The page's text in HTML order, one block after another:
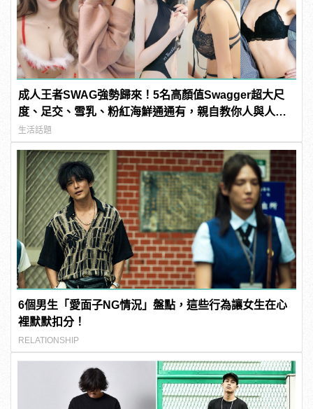
成人王者SWAG強勢歸來！5名高顏值Swagger超大尺
度、足交、雪乳、粉紅海鮮通通有，親自教你人與人的
連結！ | manfashion這樣變型男
生活話題
6個男生「愛面子NG情況」盤點，這些行為讓女生在心
裡默默扣分！
RELATIONSHIP